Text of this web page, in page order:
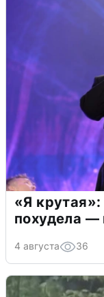
«Я
похудела —
4 августа 36